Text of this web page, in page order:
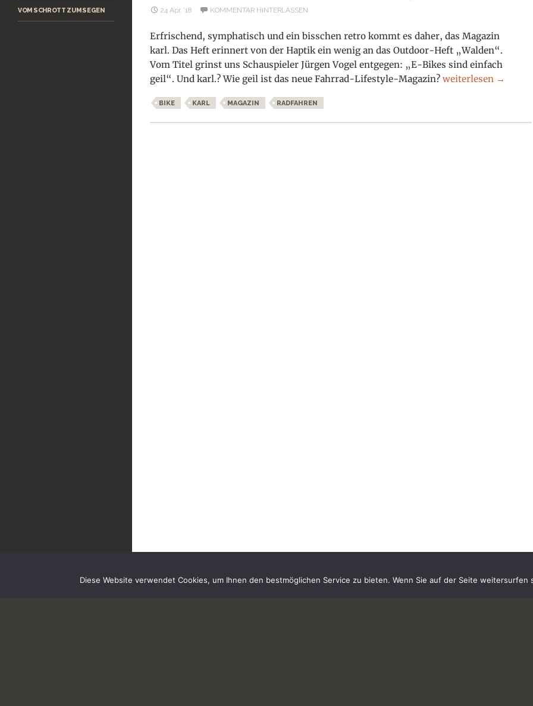
24 Apr. ’18 KOMMENTAR HINTERLASSEN
Erfrischend, symphatisch und ein bisschen retro kommt es daher, das Magazin
karl. Das Heft erinnert von der Haptik ein wenig an das Outdoor-Heft „Walden“.
Vom Titel grinst uns Schauspieler Jürgen Vogel entgegen: „E-Bikes sind einfach
geil“. Und karl.? Wie geil ist das neue Fahrrad-Lifestyle-Magazin? karl. Das Walden des
weiterlesen →
BIKE KARL MAGAZIN RADFAHREN
VOM SCHROTT ZUM SEGEN
Diese Website verwendet Cookies, um Ihnen den bestmöglichen Service zu bieten. Wenn Sie auf der Seite weitersurfen